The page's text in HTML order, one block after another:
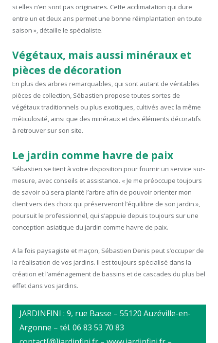
si elles n’en sont pas originaires. Cette acclimatation qui dure
entre un et deux ans permet une bonne réimplantation en toute
saison », détaille le spécialiste.
Végétaux, mais aussi minéraux et
pièces de décoration
En plus des arbres remarquables, qui sont autant de véritables
pièces de collection, Sébastien propose toutes sortes de
végétaux traditionnels ou plus exotiques, cultivés avec la même
méticulosité, ainsi que des minéraux et des éléments décoratifs
à retrouver sur son site.
Le jardin comme havre de paix
Sébastien se tient à votre disposition pour fournir un service sur-
mesure, avec conseils et assistance. « Je me préoccupe toujours
de savoir où sera planté l’arbre afin de pouvoir orienter mon
client vers des choix qui préserveront l’équilibre de son jardin »,
poursuit le professionnel, qui s’appuie depuis toujours sur une
conception asiatique du jardin comme havre de paix.
A la fois paysagiste et maçon, Sébastien Denis peut s’occuper de
la réalisation de vos jardins. Il est toujours spécialisé dans la
création et l’aménagement de bassins et de cascades du plus bel
effet dans vos jardins.
JARDINFINI : 9, rue Basse – 55120 Auzéville-en-
Argonne – tél. 06 83 53 70 83